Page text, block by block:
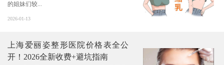
的姐妹们较...
2026-01-13
上海爱丽姿整形医院价格表全公
开！2026全新收费+避坑指南